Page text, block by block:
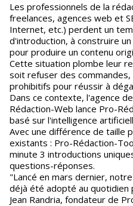
Les professionnels de la rédaction web (rédacteurs
freelances, agences web et
Internet, etc.) perdent un
d'introduction, à construire
pour produire un contenu
Cette situation plombe leur
soit refuser des
prohibitifs pour réussir à
Dans ce contexte, l'agence
Rédaction-Web lance Pro-
basé sur l'intelligence
Avec une différence de taille
existants : Pro-Rédaction-
minute 3 introductions
questions-réponses.
"Lancé en mars dernier,
déjà été adopté au quotidien
Jean Randria, fondateur de